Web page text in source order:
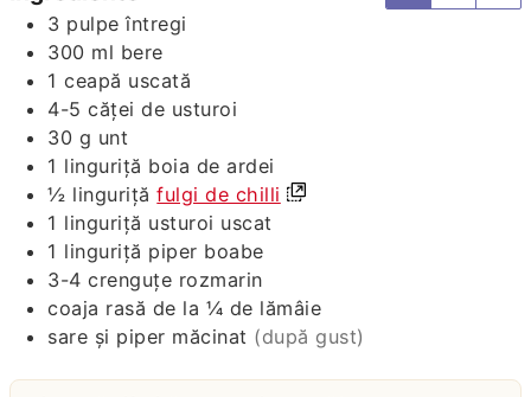
3 pulpe întregi
300 ml bere
1 ceapă uscată
4-5 cățeide usturoi
30 g unt
1 linguriță boia de ardei
½ linguriță fulgi de chilli
1 linguriță usturoi uscat
1 linguriță piper boabe
3-4 crenguțe rozmarin
coaja rasă de la ¼ de lămâie
sare și piper măcinat (după gust)